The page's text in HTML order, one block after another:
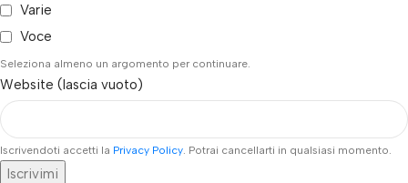
Varie
Voce
Seleziona almeno un argomento per continuare.
Website (lascia vuoto)
Iscrivendoti accetti la Privacy Policy . Potrai cancellarti in qualsiasi momento.
Iscrivimi